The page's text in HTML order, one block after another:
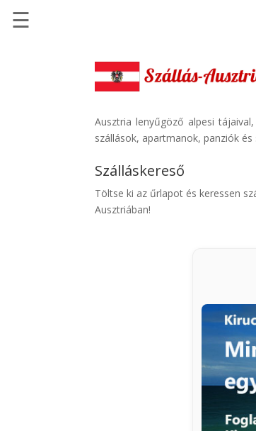
Szállásinfo.eu
Repülőjegy
pénzvisszatérítéssel
Autóbérlés
☰
Ausztria lenyűgöző alpesi
szállások, apartmanok, panziók
Szálláskereső
Töltse ki az űrlapot és keressen
Ausztriában!